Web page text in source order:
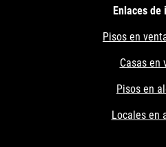
Enlaces de
Pisos en
Casas en
Pisos en
Locales en